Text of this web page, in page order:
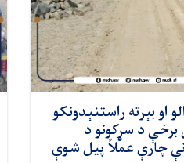
او بېرته راستنېدونکو
د سړکونو د
چارې عملاً پیل شوې